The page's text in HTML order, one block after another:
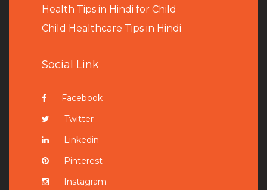
Health Tips in Hindi for Child
Child Healthcare Tips in Hindi
Social Link
Facebook
Twitter
Linkedin
Pinterest
Instagram